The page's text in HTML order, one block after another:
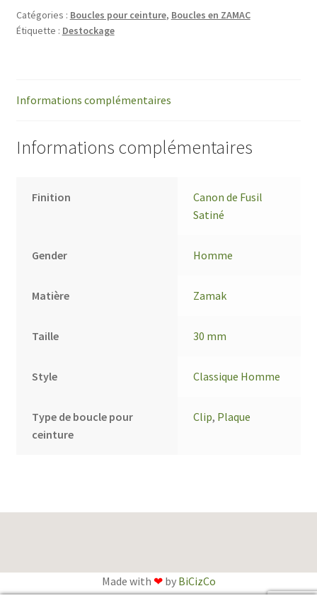
Catégories : Boucles pour ceinture, Boucles en ZAMAC
Étiquette : Destockage
Informations complémentaires
Informations complémentaires
Finition
Canon de Fusil
Satiné
Gender Homme
Matière Zamak
Taille 30 mm
Style Classique Homme
Type de boucle pour
ceinture
Clip, Plaque
Made with ❤by BiCizCo